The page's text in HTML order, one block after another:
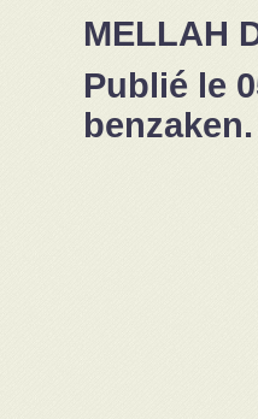
MELLAH
Publié le
benzaken.